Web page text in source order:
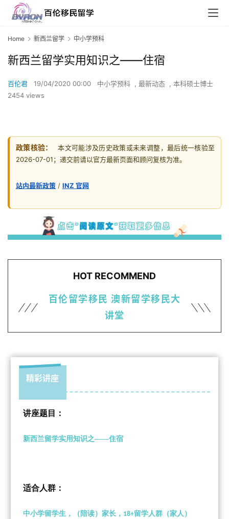
Home 新西兰留学 中小学预科
新西兰留学实用知识之——住宿
百伦君 19/04/2020 00:00 中小学预科 , 最新动态 , 本科硕士博士
2454 views
政策核验：
本文可能涉及历史政策或未来调整，最后统一核验至
2026-07-01；递交前请以官方最新页面和顾问复核为准。
站内最新政策 / INZ 官网
点击”阅读原文”获取更多信息
HOT RECOMMEND
百伦留学移民 澳新留学移民大
讲堂
精彩讲座
讲座题目：
新西兰留学实用知识之——住宿
适合人群：
中小学留学生，（陪读）家长， 18+留学人群（家人）